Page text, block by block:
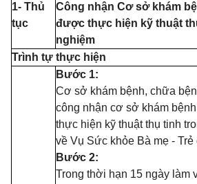
1- Thủ
tục
Công nhận Cơ sở khám
được thực hiện kỹ thuật
nghiệm
Trình tự thực hiện
Bước 1:
Cơ sở khám bệnh, chữa
công nhận cơ sở khám
thực hiện kỹ thuật thụ tinh
về Vụ Sức khỏe Bà mẹ - Trẻ
Bước 2:
Trong thời hạn 15 ngày làm